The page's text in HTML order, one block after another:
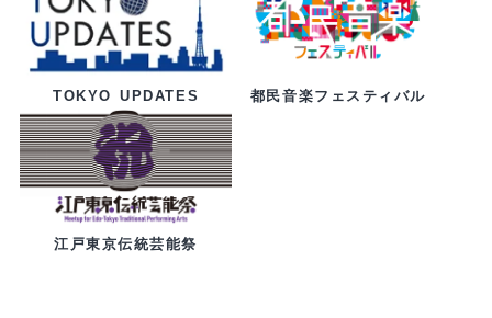
TOKYO UPDATES 都民音楽フェスティバル
江戸東京伝統芸能祭